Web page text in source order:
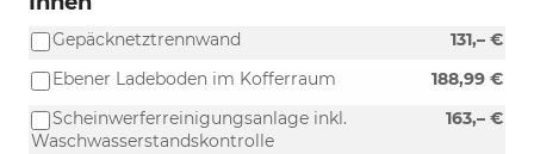
131,– €
Gepäcknetztrennwand
188,99 €
Ebener Ladeboden im Kofferraum
163,– €
Scheinwerferreinigungsanlage inkl.
Waschwasserstandskontrolle